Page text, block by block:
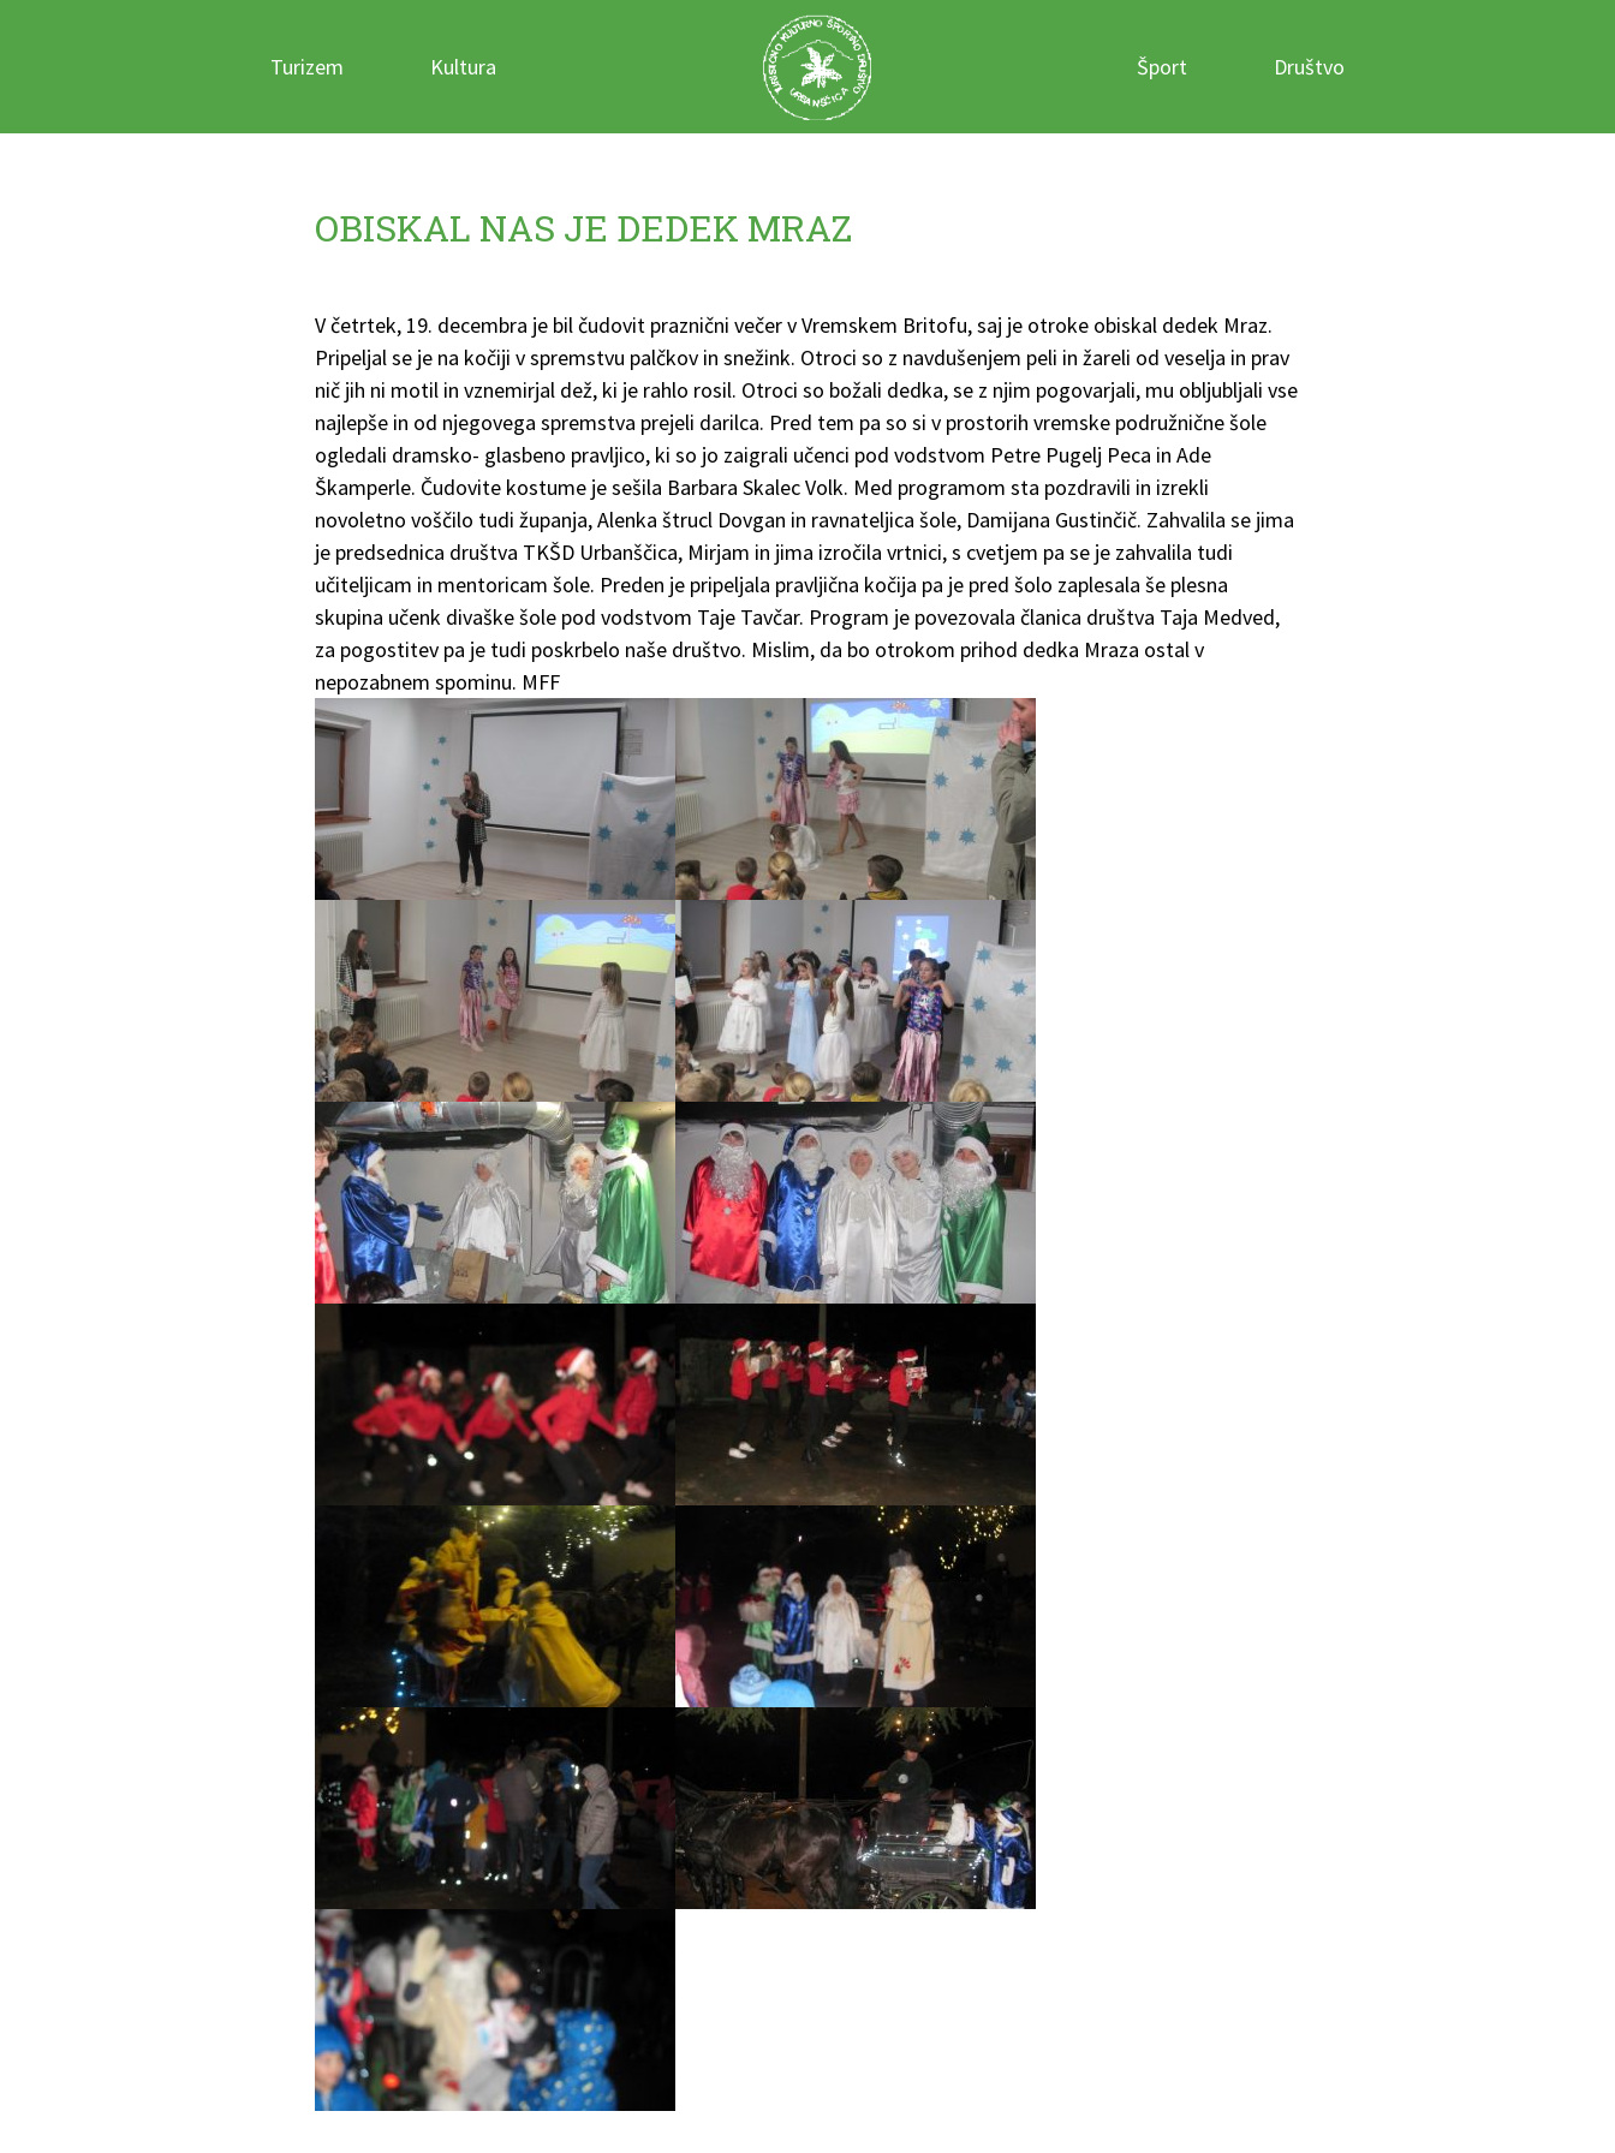
Turizem Kultura Šport Društvo
OBISKAL NAS JE DEDEK MRAZ
V četrtek, 19. decembra je bil čudovit praznični večer v Vremskem Britofu, saj je otroke obiskal dedek Mraz.
Pripeljal se je na kočiji v spremstvu palčkov in snežink. Otroci so z navdušenjem peli in žareli od veselja in prav
nič jih ni motil in vznemirjal dež, ki je rahlo rosil. Otroci so božali dedka, se z njim pogovarjali, mu obljubljali vse
najlepše in od njegovega spremstva prejeli darilca. Pred tem pa so si v prostorih vremske podružnične šole
ogledali dramsko- glasbeno pravljico, ki so jo zaigrali učenci pod vodstvom Petre Pugelj Peca in Ade
Škamperle. Čudovite kostume je sešila Barbara Skalec Volk. Med programom sta pozdravili in izrekli
novoletno voščilo tudi županja, Alenka štrucl Dovgan in ravnateljica šole, Damijana Gustinčič. Zahvalila se jima
je predsednica društva TKŠD Urbanščica, Mirjam in jima izročila vrtnici, s cvetjem pa se je zahvalila tudi
učiteljicam in mentoricam šole. Preden je pripeljala pravljična kočija pa je pred šolo zaplesala še plesna
skupina učenk divaške šole pod vodstvom Taje Tavčar. Program je povezovala članica društva Taja Medved,
za pogostitev pa je tudi poskrbelo naše društvo. Mislim, da bo otrokom prihod dedka Mraza ostal v
nepozabnem spominu. MFF